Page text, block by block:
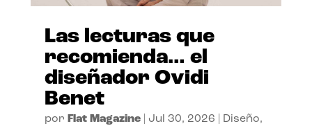
Las lecturas que
recomienda… el
diseñador Ovidi
Benet
por Flat Magazine| Jul 30, 2026 Diseño,